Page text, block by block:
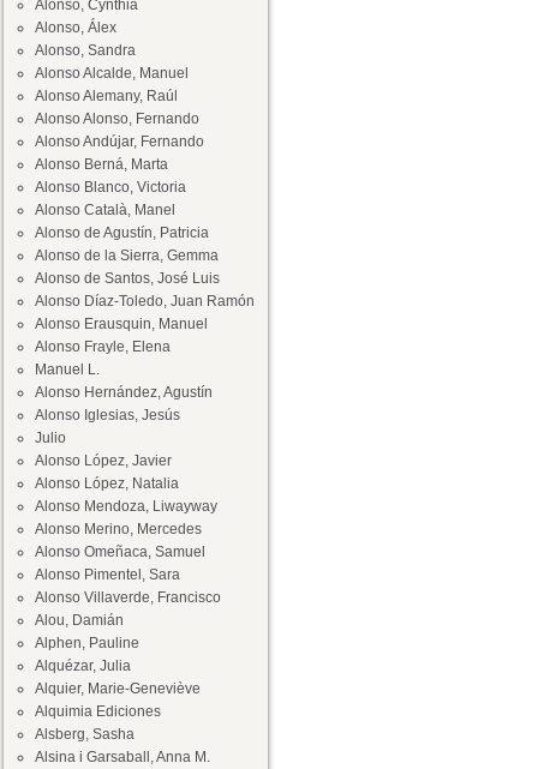
Alonso, Cynthia
Alonso, Álex
Alonso, Sandra
Alonso Alcalde, Manuel
Alonso Alemany, Raúl
Alonso Alonso, Fernando
Alonso Andújar, Fernando
Alonso Berná, Marta
Alonso Blanco, Victoria
Alonso Català, Manel
Alonso de Agustín, Patricia
Alonso de la Sierra, Gemma
Alonso de Santos, José Luis
Alonso Díaz-Toledo, Juan Ramón
Alonso Erausquin, Manuel
Alonso Frayle, Elena
Manuel L.
Alonso Hernández, Agustín
Alonso Iglesias, Jesús
Julio
Alonso López, Javier
Alonso López, Natalia
Alonso Mendoza, Liwayway
Alonso Merino, Mercedes
Alonso Omeñaca, Samuel
Alonso Pimentel, Sara
Alonso Villaverde, Francisco
Alou, Damián
Alphen, Pauline
Alquézar, Julia
Alquier, Marie-Geneviève
Alquimia Ediciones
Alsberg, Sasha
Alsina i Garsaball, Anna M.